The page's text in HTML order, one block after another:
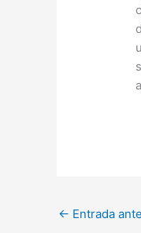
← Entrada